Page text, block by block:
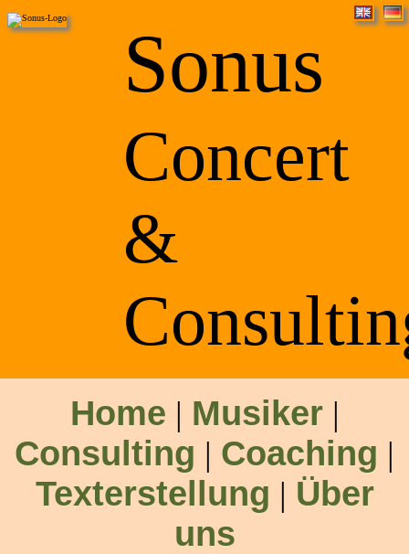
Sonus
Concert
&
Home | Musiker|
Consulting | Coaching |
Texterstellung | Über
uns